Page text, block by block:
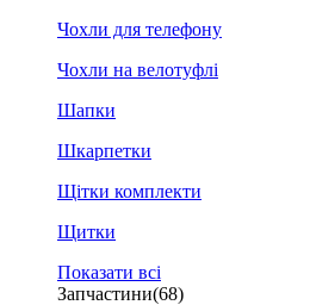
Чохли для телефону
Чохли на велотуфлі
Шапки
Шкарпетки
Щітки комплекти
Щитки
Показати всі
Запчастини(68)